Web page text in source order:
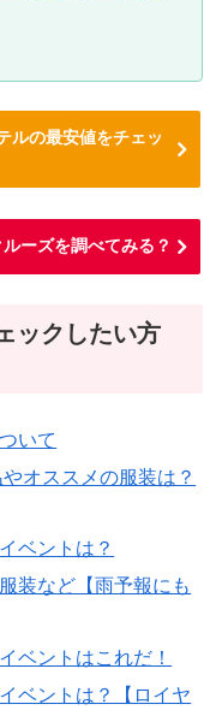
ルの最安値をチェッ
ーズを調べてみる？
ックしたい方
いて
オススメの服装は？
ベントは？
装など【雨予報にも
ベントはこれだ！
ベントは？【ロイヤ